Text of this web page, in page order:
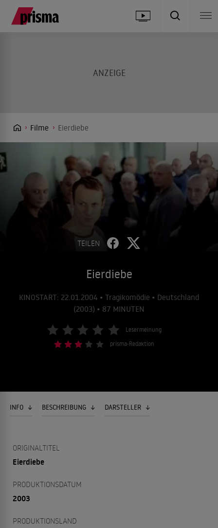
Filme Eierdiebe
TEILEN
Eierdiebe
KINOSTART: 22.01.2004 • Tragikomödie • Deutschland
(2003) • 87 MINUTEN
Lesermeinung
prisma-Redaktion
INFO BESCHREIBUNG DARSTELLER
ORIGINALTITEL
Eierdiebe
PRODUKTIONSDATUM
2003
PRODUKTIONSLAND